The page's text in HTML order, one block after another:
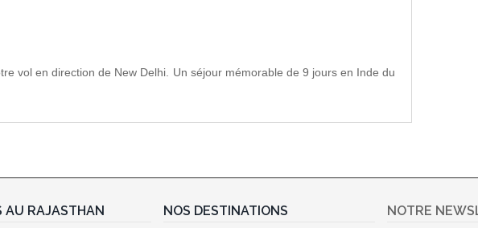
vol en direction de New Delhi. Un séjour mémorable de 9 jours en Inde du
AU RAJASTHAN NOS DESTINATIONS
NOTRE